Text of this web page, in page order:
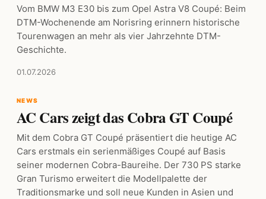
Vom BMW M3 E30 bis zum Opel Astra V8 Coupé: Beim
DTM-Wochenende am Norisring erinnern historische
Tourenwagen an mehr als vier Jahrzehnte DTM-
Geschichte.
01.07.2026
NEWS
AC Cars zeigt das Cobra GT Coupé
Mit dem Cobra GT Coupé präsentiert die heutige AC
Cars erstmals ein serienmäßiges Coupé auf Basis
seiner modernen Cobra-Baureihe. Der 730 PS starke
Gran Turismo erweitert die Modellpalette der
Traditionsmarke und soll neue Kunden in Asien und